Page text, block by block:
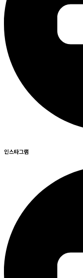
인스타그램